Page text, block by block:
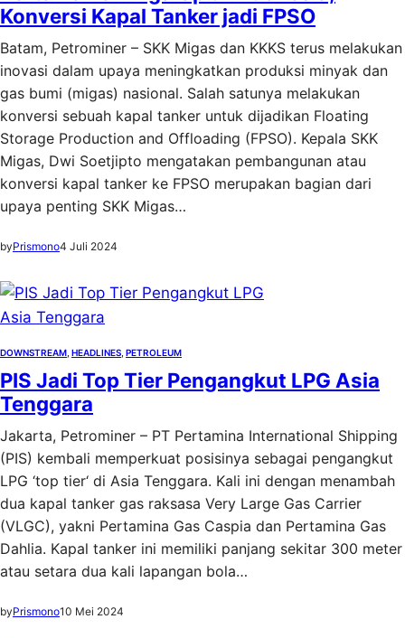
Konversi Kapal Tanker jadi FPSO
Batam, Petrominer – SKK Migas dan KKKS terus melakukan
inovasi dalam upaya meningkatkan produksi minyak dan
gas bumi (migas) nasional. Salah satunya melakukan
konversi sebuah kapal tanker untuk dijadikan Floating
Storage Production and Offloading (FPSO). Kepala SKK
Migas, Dwi Soetjipto mengatakan pembangunan atau
konversi kapal tanker ke FPSO merupakan bagian dari
upaya penting SKK Migas…
byPrismono4 Juli 2024
DOWNSTREAM HEADLINES PETROLEUM
PIS Jadi Top Tier Pengangkut LPG Asia
Tenggara
Jakarta, Petrominer – PT Pertamina International Shipping
(PIS) kembali memperkuat posisinya sebagai pengangkut
LPG ‘top tier‘ di Asia Tenggara. Kali ini dengan menambah
dua kapal tanker gas raksasa Very Large Gas Carrier
(VLGC), yakni Pertamina Gas Caspia dan Pertamina Gas
Dahlia. Kapal tanker ini memiliki panjang sekitar 300 meter
atau setara dua kali lapangan bola…
byPrismono10 Mei 2024